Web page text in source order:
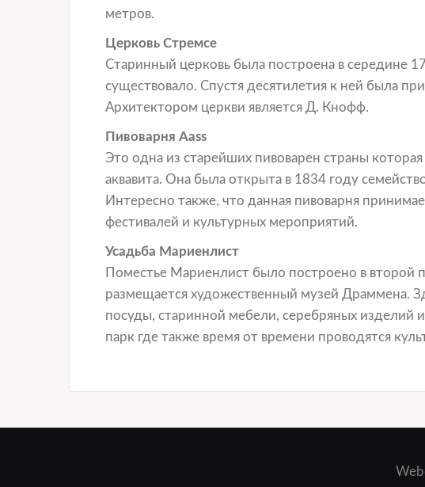
метров.
Церковь Стремсе
Старинный церковь была построена в середине
существовало. Спустя десятилетия к ней была
Архитектором церкви является Д. Кнофф.
Пивоварня Aass
Это одна из старейших пивоварен страны
аквавита. Она была открыта в 1834 году
Интересно также, что данная пивоварня
фестивалей и культурных мероприятий.
Усадьба Мариенлист
Поместье Мариенлист было построено в второй
размещается художественный музей Драммена.
посуды, старинной мебели, серебряных изделий
парк где также время от времени проводятся